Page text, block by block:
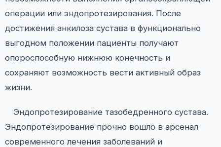
операции или эндопротезирования. После
достижения анкилоза сустава в функционально
выгодном положении пациенты получают
опороспособную нижнюю конечность и
сохраняют возможность вести активный образ
жизни.
Эндопротезирование тазобедренного сустава.
Эндопротезирование прочно вошло в арсенал
современного лечения заболеваний и